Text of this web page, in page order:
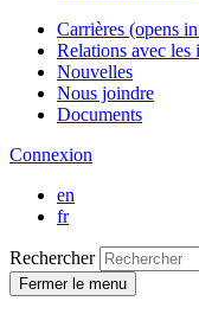
Carrières (opens
Relations avec les
Nouvelles
Nous joindre
Documents
Connexion
en
fr
Rechercher
Fermer le menu